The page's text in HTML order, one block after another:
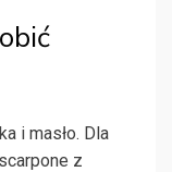
i masło. Dla
z